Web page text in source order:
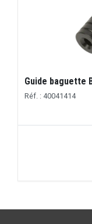
Guide baguette
Réf. : 40041414